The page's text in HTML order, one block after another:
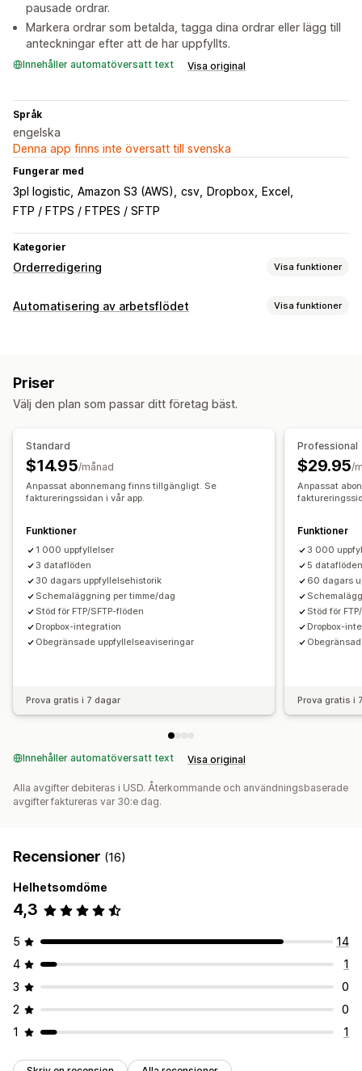
pausade ordrar.
Markera ordrar som betalda, tagga dina ordrar eller lägg till
anteckningar efter att de har uppfyllts.
Innehåller automatöversatt text Visa original
Språk
engelska
Denna app finns inte översatt till svenska
Fungerar med
3pl logistic Amazon S3 (AWS) csv Dropbox
Excel
FTP / FTPS / FTPES / SFTP
Kategorier
Orderredigering Visa funktioner
Orderhantering
Automatisering av arbetsflödet Visa funktioner
Priser
Välj den plan som passar ditt företag bäst.
Standard
$14.95/månad
Anpassat abonnemang finns tillgängligt. Se
faktureringssidan i vår app.
Funktioner
1 000 uppfyllelser
3 dataflöden
30 dagars uppfyllelsehistorik
Schemaläggning per timme/dag
Stöd för FTP/SFTP-flöden
Dropbox-integration
Obegränsade uppfyllelseaviseringar
Prova gratis i 7 dagar
Professional
$29.95/
Anpassat
Funktioner
3 000
5
60 dagars
Stöd för
Dropbox-
Prova gratis i
Innehåller automatöversatt text Visa original
Alla avgifter debiteras i USD. Återkommande och användningsbaserade
avgifter faktureras var 30:e dag.
Recensioner (16)
Helhetsomdöme
4,3
5
14
4
1
3
0
2
0
1
1